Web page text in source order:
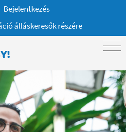
Bejelentkezés
álláskeresők részére